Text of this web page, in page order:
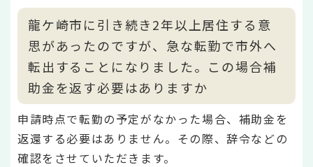
龍ケ崎市に引き続き2年以上居住する意
思があったのですが、急な転勤で市外へ
転出することになりました。この場合補
助金を返す必要はありますか
申請時点で転勤の予定がなかった場合、補助金を
返還する必要はありません。その際、辞令などの
確認をさせていただきます。